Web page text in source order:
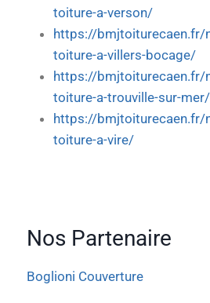
toiture-a-verson/
https://bmjtoiturecaen.fr/
toiture-a-villers-bocage/
https://bmjtoiturecaen.fr/
toiture-a-trouville-sur-mer/
https://bmjtoiturecaen.fr/
toiture-a-vire/
Nos Partenaire
Boglioni Couverture